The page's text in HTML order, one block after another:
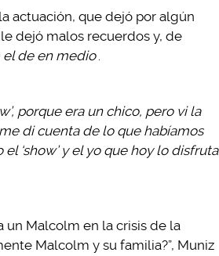
actuación, que dejó por algún
dejó malos recuerdos y, de
de en medio .
porque era un chico, pero vi la
di cuenta de lo que habíamos
‘show’ y el yo que hoy lo disfruta
un Malcolm en la crisis de la
Malcolm y su familia?”, Muniz